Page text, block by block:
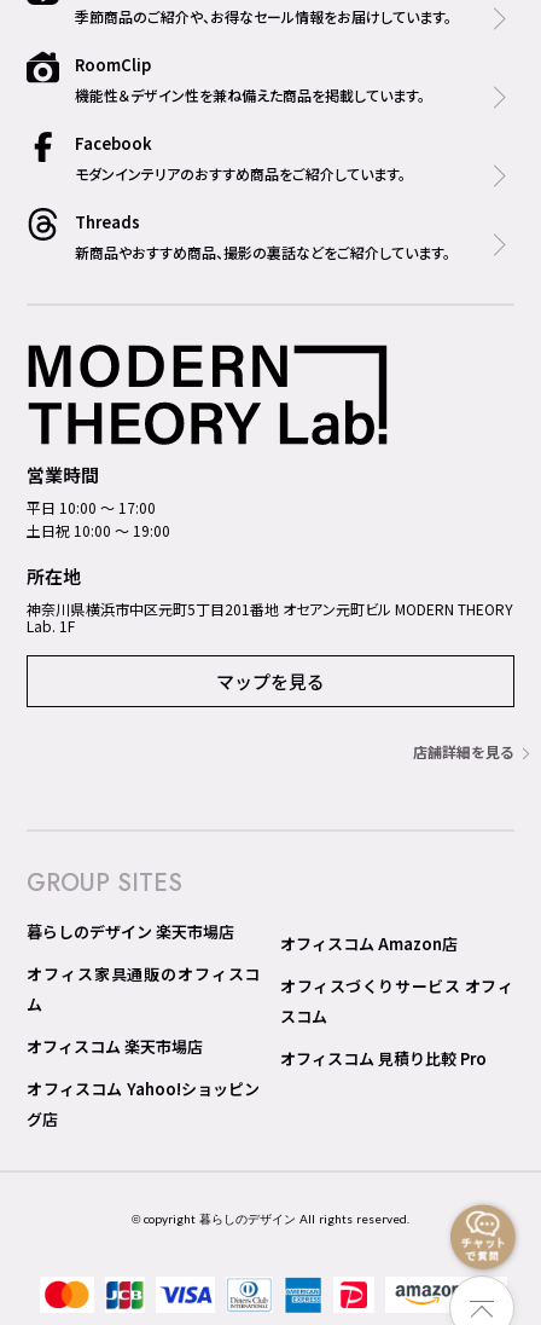
季節商品のご紹介や、お得なセール情報をお届けしています。
RoomClip
機能性＆デザイン性を兼ね備えた商品を掲載しています。
Facebook
モダンインテリアのおすすめ商品をご紹介しています。
Threads
新商品やおすすめ商品、撮影の裏話などをご紹介しています。
営業時間
平日 10:00 ～ 17:00
土日祝 10:00 ～ 19:00
所在地
神奈川県横浜市中区元町5丁⽬201番地 オセアン元町ビル MODERN THEORY
Lab. 1F
マップを見る
店舗詳細を見る
GROUP SITES
暮らしのデザイン 楽天市場店
オフィス家具通販のオフィスコ
ム
オフィスコム 楽天市場店
オフィスコム Yahoo!ショッピン
グ店
オフィスコム Amazon店
オフィスづくりサービス オフィ
スコム
オフィスコム 見積り比較 Pro
© copyright 暮らしのデザイン All rights reserved.